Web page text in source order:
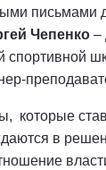
письмами
Чепенко –
спортивной
которые
в